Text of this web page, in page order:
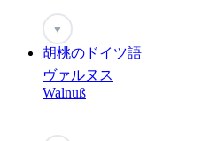
♥
胡桃のドイツ語
ヴァルヌス
Walnuß